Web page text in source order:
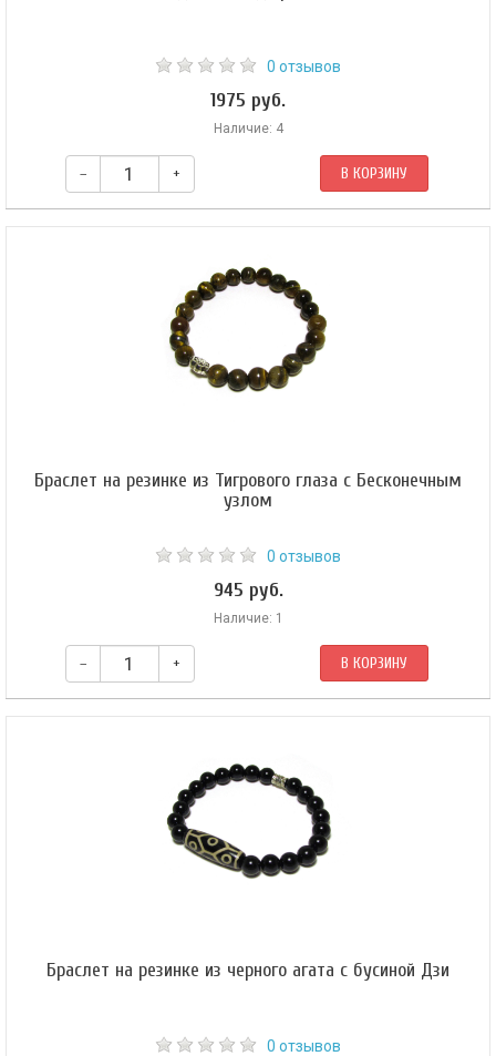
0 отзывов
1975 руб.
Наличие: 4
– + В КОРЗИНУ
Браслет на резинке из Тигрового глаза с Бесконечным
узлом
0 отзывов
945 руб.
Наличие: 1
– + В КОРЗИНУ
Браслет на резинке из черного агата с бусиной Дзи
0 отзывов